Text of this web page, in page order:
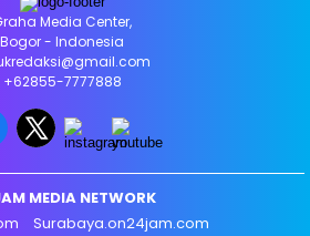
Media Center,
Bogor - Indonesia
+62855-7777888
MEDIA NETWORK
Surabaya.on24jam.com